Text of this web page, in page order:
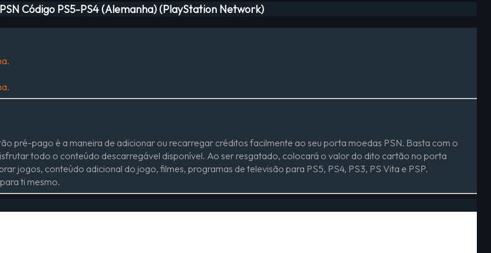
Código PS5-PS4 (Alemanha) (PlayStation Network)
pré-pago é a maneira de adicionar ou recarregar créditos facilmente ao seu porta moedas PSN. Basta com o
todo o conteúdo descarregável disponível. Ao ser resgatado, colocará o valor do dito cartão no porta
jogos, conteúdo adicional do jogo, filmes, programas de televisão para PS5, PS4, PS3, PS Vita e PSP.
ti mesmo.